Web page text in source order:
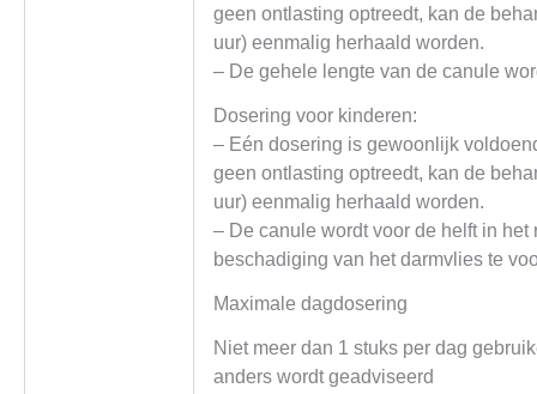
geen ontlasting optreedt, kan de
uur) eenmalig herhaald worden.
– De gehele lengte van de canule
Dosering voor kinderen:
– Eén dosering is gewoonlijk
geen ontlasting optreedt, kan de
uur) eenmalig herhaald worden.
– De canule wordt voor de helft in het
beschadiging van het darmvlies te
Maximale dagdosering
Niet meer dan 1 stuks per dag
anders wordt geadviseerd